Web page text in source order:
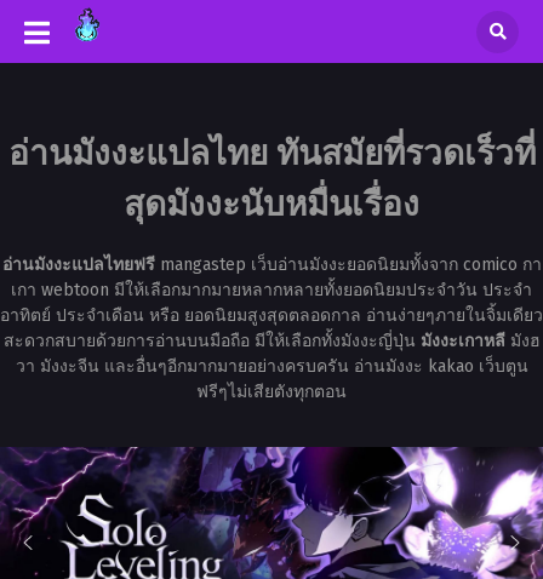
อ่านมังงะแปลไทย ทันสมัยที่รวดเร็วที่
สุดมังงะนับหมื่นเรื่อง
อ่านมังงะแปลไทยฟรีmangastep เว็บอ่านมังงะยอดนิยมทั้งจาก comico กา
เกา webtoon มีให้เลือกมากมายหลากหลายทั้งยอดนิยมประจำวัน ประจำ
อาทิตย์ ประจำเดือน หรือ ยอดนิยมสูงสุดตลอดกาล อ่านง่ายๆภายในจิ้มเดียว
สะดวกสบายด้วยการอ่านบนมือถือ มีให้เลือกทั้งมังงะญี่ปุ่น มังงะเกาหลีมังฮ
วา มังงะจีน และอื่นๆอีกมากมายอย่างครบครัน อ่านมังงะ kakao เว็บตูน
ฟรีๆไม่เสียตังทุกตอน